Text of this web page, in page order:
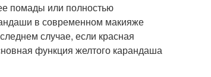
помады или полностью
в современном макияже
случае, если красная
функция желтого карандаша